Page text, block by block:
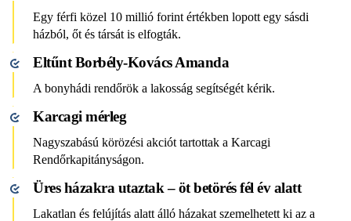
Egy férfi közel 10 millió forint értékben lopott egy sásdi
házból, őt és társát is elfogták.
Eltűnt Borbély-Kovács Amanda
A bonyhádi rendőrök a lakosság segítségét kérik.
Karcagi mérleg
Nagyszabású körözési akciót tartottak a Karcagi
Rendőrkapitányságon.
Üres házakra utaztak – öt betörés fél év alatt
Lakatlan és felújítás alatt álló házakat szemelhetett ki az a